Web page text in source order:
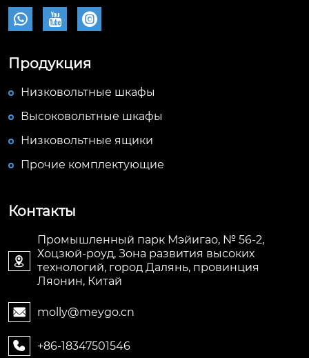
  
Продукция
Низковольтные шкафы
Высоковольтные шкафы
Низковольтные ящики
Прочие комплектующие
Контакты

Промышленный парк Мэйигао, № 56-2,
Хоцзюй-роуд, Зона развития высоких
технологий, город Далянь, провинция
Ляонин, Китай
 molly@meygo.cn
 +86-18347501546